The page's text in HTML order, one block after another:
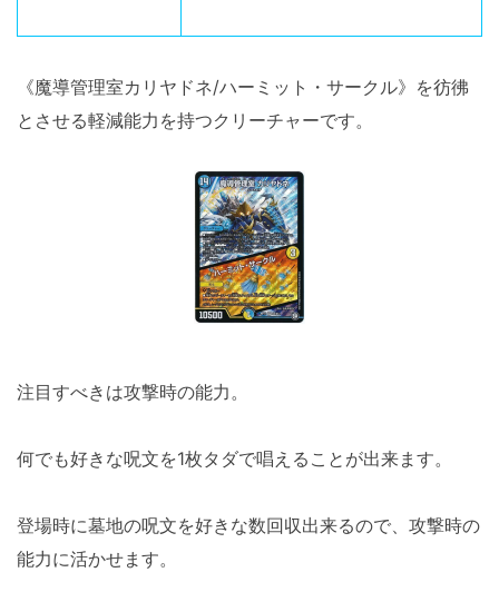
《魔導管理室カリヤドネ/ハーミット・サークル》を彷彿
とさせる軽減能力を持つクリーチャーです。
注目すべきは攻撃時の能力。
何でも好きな呪文を1枚タダで唱えることが出来ます。
登場時に墓地の呪文を好きな数回収出来るので、攻撃時の
能力に活かせます。